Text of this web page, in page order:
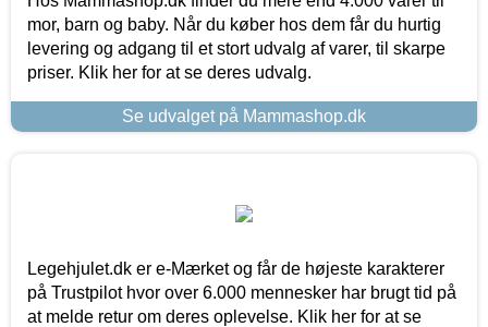
mor, barn og baby. Når du køber hos dem får du hurtig
levering og adgang til et stort udvalg af varer, til skarpe
priser. Klik her for at se deres udvalg.
Se udvalget på Mammashop.dk
Legehjulet.dk er e-Mærket og får de højeste karakterer
på Trustpilot hvor over 6.000 mennesker har brugt tid på
at melde retur om deres oplevelse. Klik her for at se